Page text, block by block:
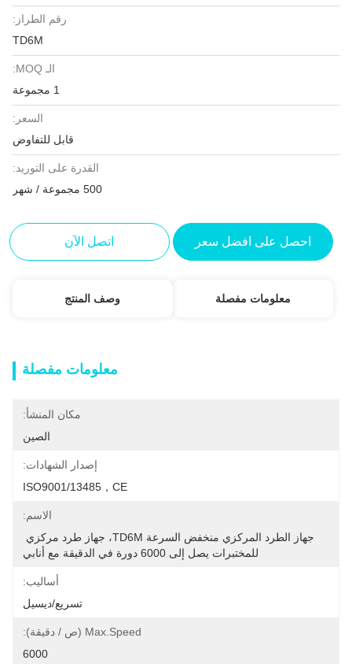
رقم الطراز:
TD6M
الـ MOQ:
السعر:
قابل للتفاوض
القدرة على التوريد:
500 مجموعة / شهر
احصل على افضل سعر اتصل الآن
معلومات مفصلة وصف المنتج
معلومات مفصلة
مكان المنشأ:
الصين
إصدار الشهادات:
ISO9001/13485，CE
الاسم:
جهاز الطرد المركزي منخفض السرعة TD6M، جهاز طرد مركزي
للمختبرات يصل إلى 6000 دورة في الدقيقة مع أنابي
أساليب:
تسريع/ديسيل
Max.Speed ​​(ص / دقيقة):
6000